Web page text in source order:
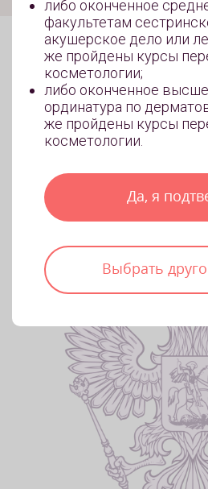
Учись за счет
Узнайте, как оплатить
обучиться бесплатно.
менеджеры расскажут,
участия в одной из
либо оконченное
факультетам
акушерское дело или
же пройдены курсы
косметологии;
либо оконченное
ординатура по
же пройдены курсы
косметологии.
Да, я
Выбрать